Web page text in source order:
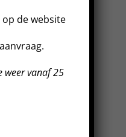
de website
weer vanaf 25